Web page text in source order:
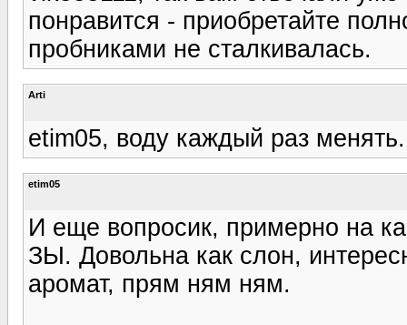
понравится - приобретайте
пробниками не сталкивалась.
Arti
etim05, воду каждый раз менять.
etim05
И еще вопросик, примерно на
ЗЫ. Довольна как слон,
аромат, прям ням ням.